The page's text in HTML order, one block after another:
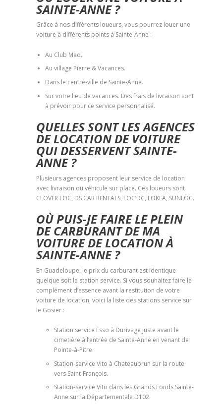
SAINTE-ANNE ?
Grâce à nos différents loueurs, vous pourrez louer une
voiture à différents points à Sainte-Anne :
Au Club Med.
Au village Pierre & Vacances.
Dans le centre-ville de Sainte-Anne.
Sur votre lieu de vacances. Des frais de livraison sont
à prévoir pour ce service personnalisé.
QUELLES SONT LES AGENCES
DE LOCATION DE VOITURE
QUI DESSERVENT SAINTE-
ANNE ?
Plusieurs agences proposent leur service de location
avec livraison du véhicule sur place. Ces loueurs sont
CLOVER LOC, DS CAR RENTALS, LOC’DC, LOKEA, SUNLOC.
OÙ PUIS-JE FAIRE LE PLEIN
DE CARBURANT DE MA
VOITURE DE LOCATION À
SAINTE-ANNE ?
En Guadeloupe, le prix du carburant est identique
quelque soit la station service. Si vous souhaitez faire le
complément d’essence avant la restitution de votre
voiture de location, voici la liste des stations service sur
le Gosier :
Station service Esso à Durivage juste avant le
cimetière à l’entrée de Sainte-Anne en venant de
Pointe-à-Pitre.
Station-service Vito à Chateaubrun sur la route
vers Saint-François.
Station-service Vito dans les Grands Fonds Sainte-
Anne sur la Départementale D102.